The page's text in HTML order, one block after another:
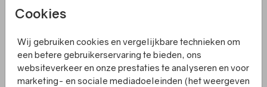
Cookies
Wij gebruiken cookies en vergelijkbare technieken om
een betere gebruikerservaring te bieden, ons
websiteverkeer en onze prestaties te analyseren en voor
marketing- en sociale mediadoeleinden (het weergeven
Productinformatie
Omschrijving
Dit langwerpige geboortekaartje met waterverf en
goudfolie kun je nog leuker maker door er een touwtje